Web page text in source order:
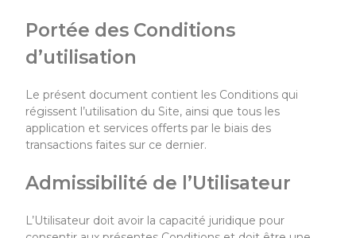
Portée des Conditions
d’utilisation
Le présent document contient les Conditions qui
régissent l’utilisation du Site, ainsi que tous les
application et services offerts par le biais des
transactions faites sur ce dernier.
Admissibilité de l’Utilisateur
L’Utilisateur doit avoir la capacité juridique pour